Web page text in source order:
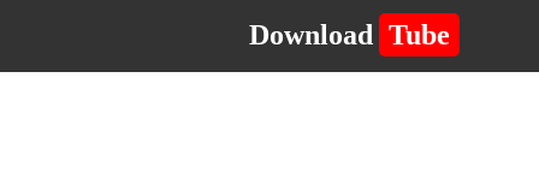
Download Tube